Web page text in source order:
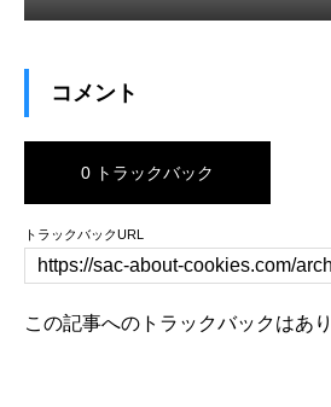
コメント
0 トラックバック
トラックバックURL
この記事へのトラックバックはあり